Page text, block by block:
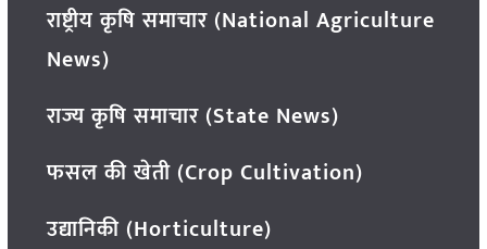
राष्ट्रीय कृषि समाचार (National Agriculture
News)
राज्य कृषि समाचार (State News)
फसल की खेती (Crop Cultivation)
उद्यानिकी (Horticulture)